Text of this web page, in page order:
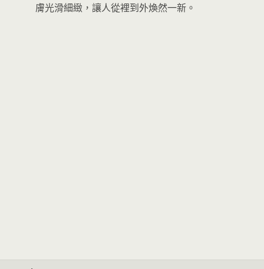
膚光滑細緻，讓人從裡到外煥然一新。